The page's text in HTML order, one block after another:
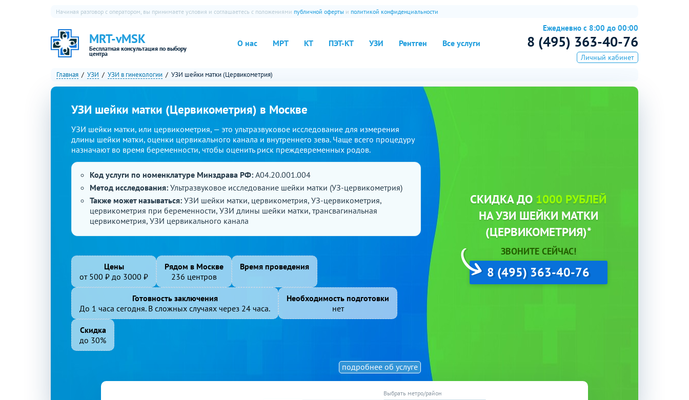
MRT-vMSK
Бесплатная консультация по выбору
центра
О нас МРТ КТ ПЭТ-КТ УЗИ Рентген Все услуги
Начиная разговор с оператором, вы принимаете условия и соглашаетесь с положениями публичной оферты и политикой конфиденциальности
Ежедневно с 8:00 до 00:00
8 (495) 363-40-76
Личный кабинет
Главная УЗИ УЗИ в гинекологии УЗИ шейки матки (Цервикометрия)
УЗИ шейки матки (Цервикометрия) в Москве
подробнее об услуге
СКИДКА ДО 1000 РУБЛЕЙ
НА УЗИ ШЕЙКИ МАТКИ
(ЦЕРВИКОМЕТРИЯ)*
ЗВОНИТЕ СЕЙЧАС!
8 (495) 363-40-76
УЗИ шейки матки, или цервикометрия, — это ультразвуковое исследование для измерения
длины шейки матки, оценки цервикального канала и внутреннего зева. Чаще всего процедуру
назначают во время беременности, чтобы оценить риск преждевременных родов.
Код услуги по номенклатуре Минздрава РФ: A04.20.001.004
Метод исследования: Ультразвуковое исследование шейки матки (УЗ-цервикометрия)
Также может называться: УЗИ шейки матки, цервикометрия, УЗ-цервикометрия,
цервикометрия при беременности, УЗИ длины шейки матки, трансвагинальная
цервикометрия, УЗИ цервикального канала
Цены
от 500 ₽ до 3000 ₽
Рядом в Москве
236 центров
Время проведения
Готовность заключения
До 1 часа сегодня. В сложных случаях через 24 часа.
Необходимость подготовки
нет
Скидка
до 30%